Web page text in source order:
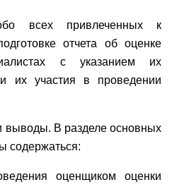
всех привлеченных к
отчета об оценке
с указанием их
их участия в проведении
выводы. В разделе основных
содержаться:
оценщиком оценки